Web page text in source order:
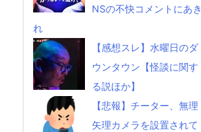
NSの不快コメントにあき
れ
【感想スレ】水曜日のダ
ウンタウン【怪談に関す
る説ほか】
【悲報】チーター、無理
矢理カメラを設置されて